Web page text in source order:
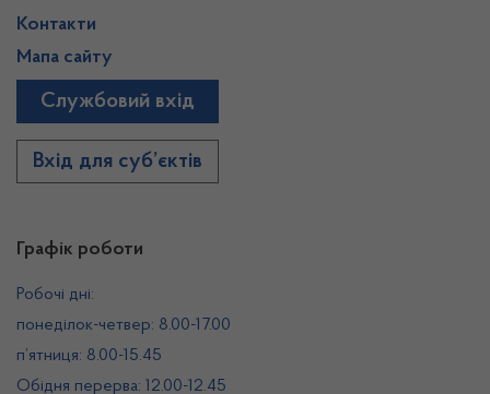
Графік роботи
Робочі дні:
понеділок-четвер: 8.00-17.00
п’ятниця: 8.00-15.45
Обідня перерва: 12.00-12.45
Контакти
Мапа сайту
Службовий вхід
Вхід для суб’єктів